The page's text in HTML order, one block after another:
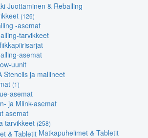
Juottaminen & Reballing
(126)
-asemat
tarvikkeet
asemat
uunit
Stencils ja mallineet
(1)
asemat
ja Mlink-asemat
asemat
tarvikkeet (258)
Matkapuhelimet & Tabletit